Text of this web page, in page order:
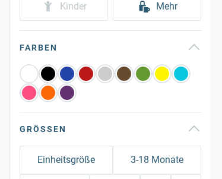
Kinder Mehr
FARBEN
GRÖSSEN
Einheitsgröße 3-18 Monate